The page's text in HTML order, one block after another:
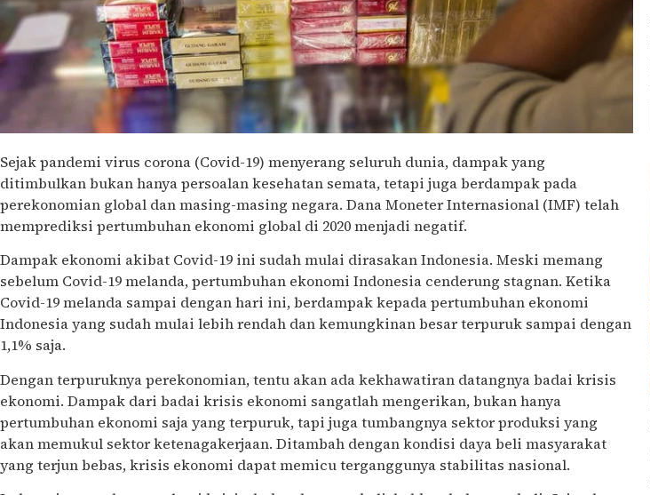
Sejak pandemi virus corona (Covid-19) menyerang seluruh dunia, dampak yang
ditimbulkan bukan hanya persoalan kesehatan semata, tetapi juga berdampak pada
perekonomian global dan masing-masing negara. Dana Moneter Internasional (IMF) telah
memprediksi pertumbuhan ekonomi global di 2020 menjadi negatif.
Dampak ekonomi akibat Covid-19 ini sudah mulai dirasakan Indonesia. Meski memang
sebelum Covid-19 melanda, pertumbuhan ekonomi Indonesia cenderung stagnan. Ketika
Covid-19 melanda sampai dengan hari ini, berdampak kepada pertumbuhan ekonomi
Indonesia yang sudah mulai lebih rendah dan kemungkinan besar terpuruk sampai dengan
1,1% saja.
Dengan terpuruknya perekonomian, tentu akan ada kekhawatiran datangnya badai krisis
ekonomi. Dampak dari badai krisis ekonomi sangatlah mengerikan, bukan hanya
pertumbuhan ekonomi saja yang terpuruk, tapi juga tumbangnya sektor produksi yang
akan memukul sektor ketenagakerjaan. Ditambah dengan kondisi daya beli masyarakat
yang terjun bebas, krisis ekonomi dapat memicu terganggunya stabilitas nasional.